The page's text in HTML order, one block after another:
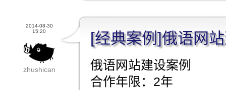
2014-08-30
15:20
zhushican
[经典案例]俄语网
俄语网站建设案例
合作年限：2年